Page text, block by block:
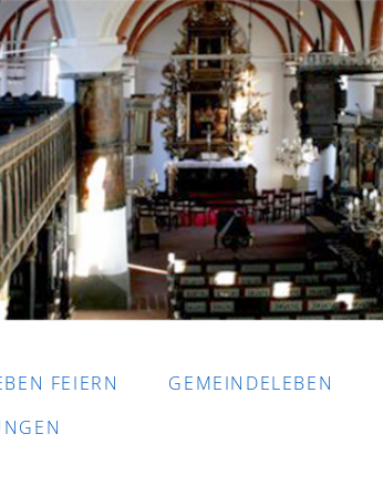
FEIERN GEMEINDELEBEN